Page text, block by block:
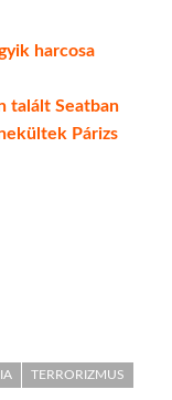
harcosa
talált Seatban
Párizs
TERRORIZMUS